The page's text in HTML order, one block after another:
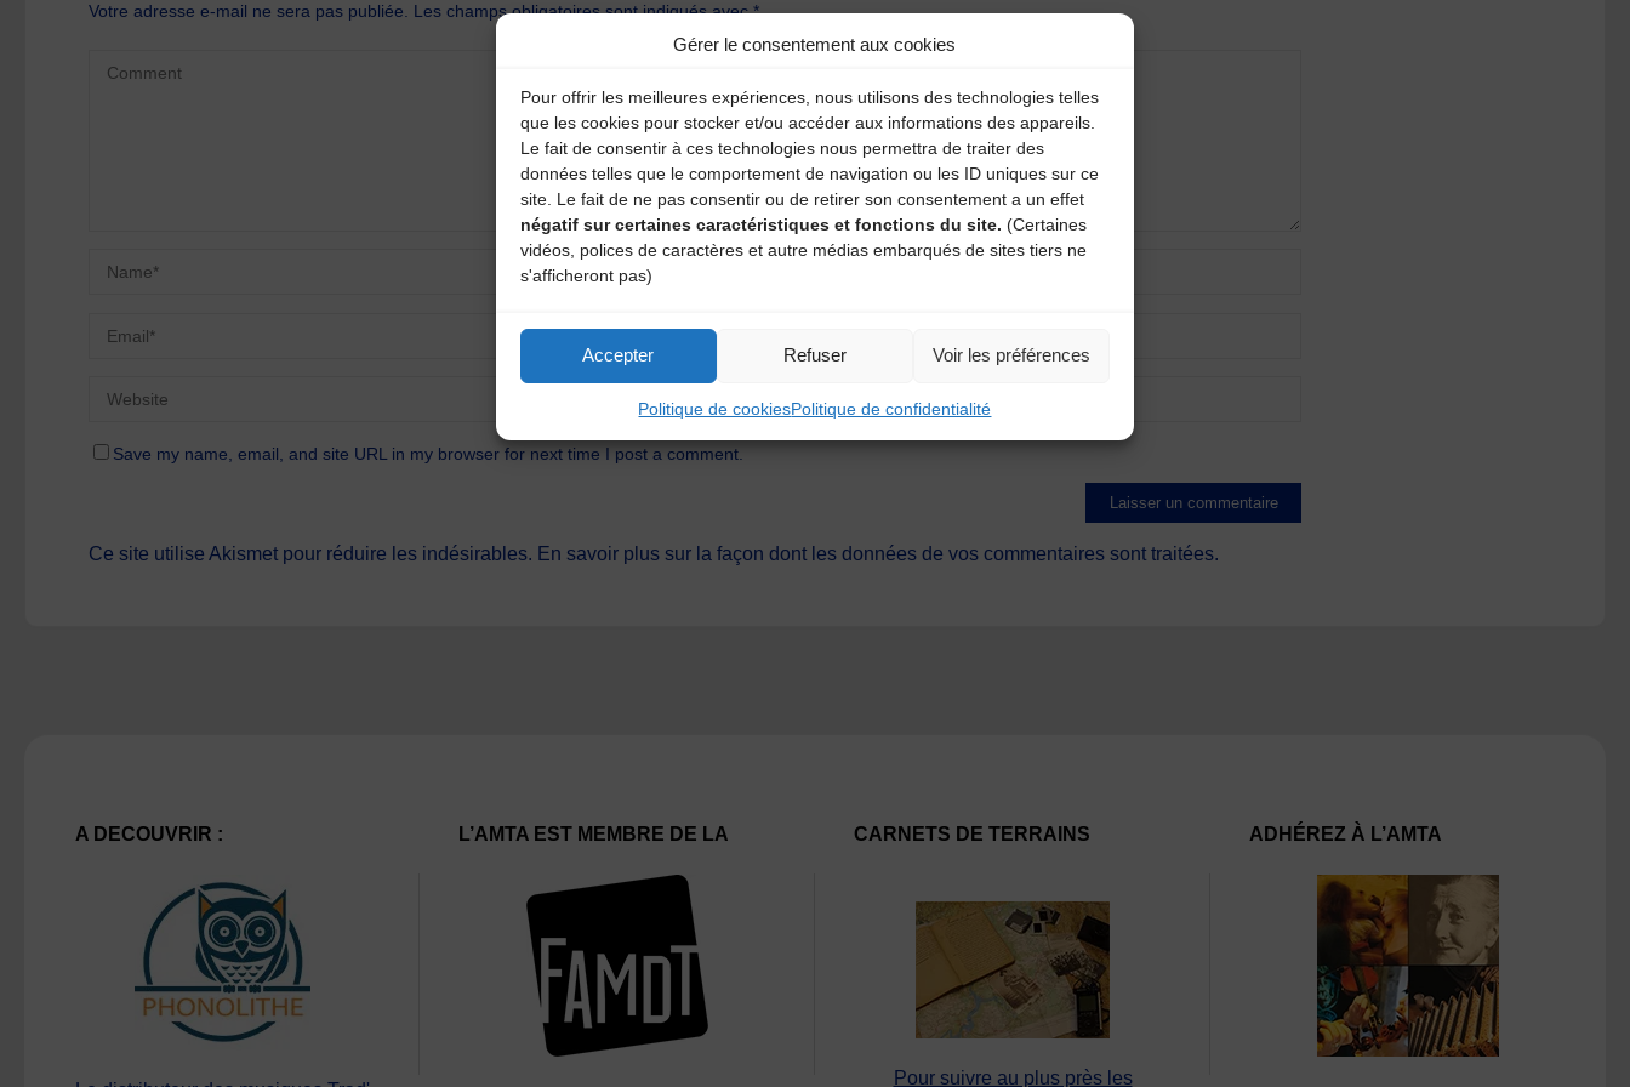
Gérer le consentement aux cookies
Pour offrir les meilleures expériences, nous utilisons des technologies telles
que les cookies pour stocker et/ou accéder aux informations des appareils.
Le fait de consentir à ces technologies nous permettra de traiter des
données telles que le comportement de navigation ou les ID uniques sur ce
site. Le fait de ne pas consentir ou de retirer son consentement a un effet
négatif sur certaines caractéristiques et fonctions du site. (Certaines
vidéos, polices de caractères et autre médias embarqués de sites tiers ne
s'afficheront pas)
Accepter Refuser Voir les préférences
Politique de cookiesPolitique de confidentialité
Votre adresse e-mail ne sera pas publiée. Les champs obligatoires sont indiqués avec*
Save my name, email, and site URL in my browser for next time I post a comment.
Ce site utilise Akismet pour réduire les indésirables. En savoir plus sur la façon dont les données de vos commentaires sont traitées.
A DECOUVRIR : L’AMTA EST MEMBRE DE LA CARNETS DE TERRAINS
Pour suivre au plus près les
ADHÉREZ À L’AMTA